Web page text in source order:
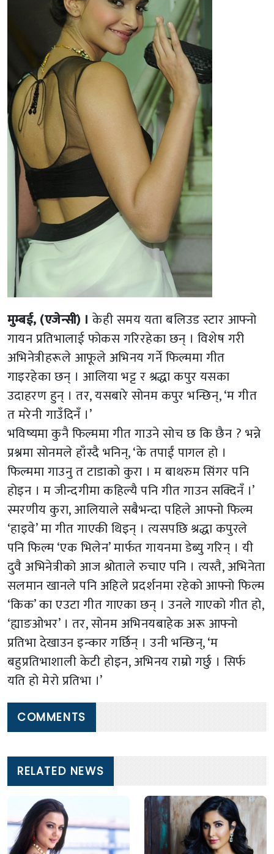
मुम्बई, (एजेन्सी) । केही समय यता बलिउड स्टार आफ्नो
गायन प्रतिभालाई फोकस गरिरहेका छन् । विशेष गरी
अभिनेत्रीहरूले आफूले अभिनय गर्ने फिल्ममा गीत
गाइरहेका छन् । आलिया भट्ट र श्रद्धा कपुर यसका
उदाहरण हुन् । तर, यसबारे सोनम कपुर भन्छिन्, ‘म गीत
त मरेनी गाउँदिनँ ।’
भविष्यमा कुनै फिल्ममा गीत गाउने सोच छ कि छैन ? भन्ने
प्रश्नमा सोनमले हाँस्दै भनिन्, ‘के तपाईं पागल हो ।
फिल्ममा गाउनु त टाडाको कुरा । म बाथरुम सिंगर पनि
होइन । म जीन्दगीमा कहिल्यै पनि गीत गाउन सक्दिनँ ।’
स्मरणीय कुरा, आलियाले सबैभन्दा पहिले आफ्नो फिल्म
‘हाइवे’ मा गीत गाएकी थिइन् । त्यसपछि श्रद्धा कपुरले
पनि फिल्म ‘एक भिलेन’ मार्फत गायनमा डेब्यु गरिन् । यी
दुवै अभिनेत्रीको आज श्रोताले रुचाए पनि । त्यस्तै, अभिनेता
सलमान खानले पनि अहिले प्रदर्शनमा रहेको आफ्नो फिल्म
‘किक’ का एउटा गीत गाएका छन् । उनले गाएको गीत हो,
‘ह्याङओभर’ । तर, सोनम अभिनयबाहेक अरू आफ्नो
प्रतिभा देखाउन इन्कार गर्छिन् । उनी भन्छिन्, ‘म
बहुप्रतिभाशाली केटी होइन, अभिनय राम्रो गर्छु । सिर्फ
यति हो मेरो प्रतिभा ।’
COMMENTS
RELATED NEWS